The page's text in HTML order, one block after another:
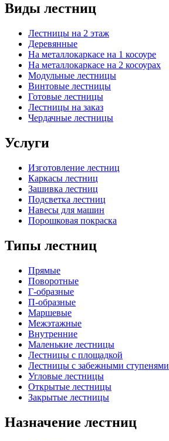
Виды лестниц
Лестницы на 2 этаж
Деревянные
На металлокаркасе на 1 косоуре
На металлокаркасе на 2 косоурах
Модульные лестницы
Винтовые лестницы
Готовые лестницы
Лестницы на заказ
Чердачные лестницы
Услуги
Изготовление лестниц
Каркасы лестниц
Зашивка лестниц
Подсветка лестниц
Навесы для машин
Порошковая покраска
Типы лестниц
Прямые
Поворотные
Г-образные
П-образные
Маршевые
Межэтажные
Внутренние
Маленькие лестницы
Лестницы с площадкой
Лестницы с забежными ступенями
Угловые лестницы
Открытые лестницы
Закрытые лестницы
Назначение лестниц